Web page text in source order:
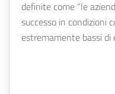
definite come “le
successo in condizioni
estremamente bassi di